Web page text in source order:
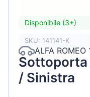
Disponibile (3+)
SKU: 141141-K
ALFA
Sottoporta
/ Sinistra